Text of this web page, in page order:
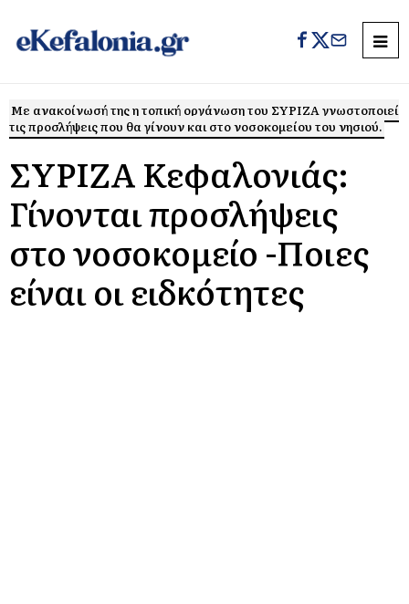
Με ανακοίνωσή της η τοπική οργάνωση του ΣΥΡΙΖΑ γνωστοποιεί
τις προσλήψεις που θα γίνουν και στο νοσοκομείου του νησιού.
ΣΥΡΙΖΑ Κεφαλονιάς:
Γίνονται προσλήψεις
στο νοσοκομείο -Ποιες
είναι οι ειδκότητες